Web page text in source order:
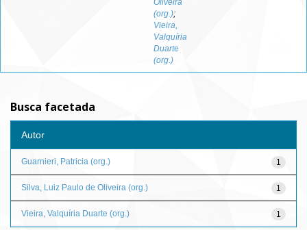
Oliveira
(org.);
Vieira,
Valquíria
Duarte
(org.)
Busca facetada
Autor
1
Guarnieri, Patricia (org.)
1
Silva, Luiz Paulo de Oliveira (org.)
1
Vieira, Valquíria Duarte (org.)